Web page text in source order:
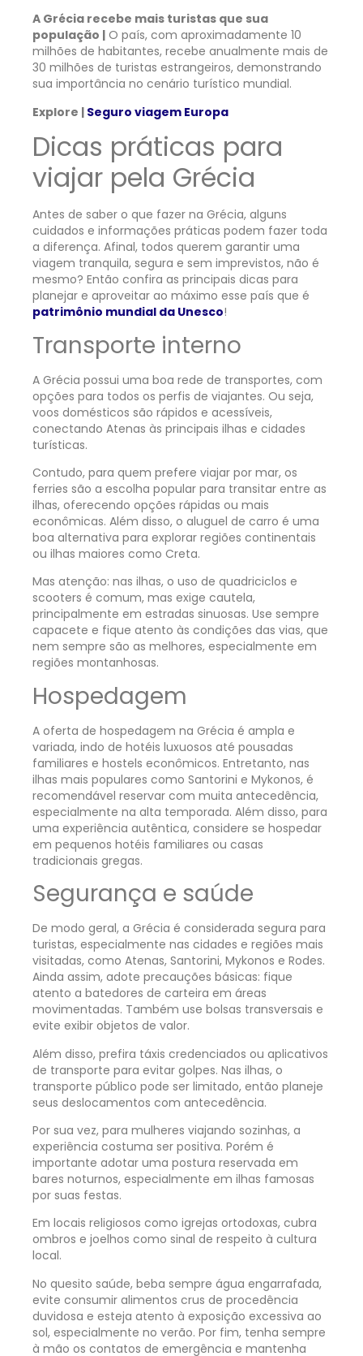
A Grécia recebe mais turistas que sua
população | O país, com aproximadamente 10
milhões de habitantes, recebe anualmente mais de
30 milhões de turistas estrangeiros, demonstrando
sua importância no cenário turístico mundial.
Explore | Seguro viagem Europa
Dicas práticas para
viajar pela Grécia
Antes de saber o que fazer na Grécia, alguns
cuidados e informações práticas podem fazer toda
a diferença. Afinal, todos querem garantir uma
viagem tranquila, segura e sem imprevistos, não é
mesmo? Então confira as principais dicas para
planejar e aproveitar ao máximo esse país que é
patrimônio mundial da Unesco!
Transporte interno
A Grécia possui uma boa rede de transportes, com
opções para todos os perfis de viajantes. Ou seja,
voos domésticos são rápidos e acessíveis,
conectando Atenas às principais ilhas e cidades
turísticas.
Contudo, para quem prefere viajar por mar, os
ferries são a escolha popular para transitar entre as
ilhas, oferecendo opções rápidas ou mais
econômicas. Além disso, o aluguel de carro é uma
boa alternativa para explorar regiões continentais
ou ilhas maiores como Creta.
Mas atenção: nas ilhas, o uso de quadriciclos e
scooters é comum, mas exige cautela,
principalmente em estradas sinuosas. Use sempre
capacete e fique atento às condições das vias, que
nem sempre são as melhores, especialmente em
regiões montanhosas.
Hospedagem
A oferta de hospedagem na Grécia é ampla e
variada, indo de hotéis luxuosos até pousadas
familiares e hostels econômicos. Entretanto, nas
ilhas mais populares como Santorini e Mykonos, é
recomendável reservar com muita antecedência,
especialmente na alta temporada. Além disso, para
uma experiência autêntica, considere se hospedar
em pequenos hotéis familiares ou casas
tradicionais gregas.
Segurança e saúde
De modo geral, a Grécia é considerada segura para
turistas, especialmente nas cidades e regiões mais
visitadas, como Atenas, Santorini, Mykonos e Rodes.
Ainda assim, adote precauções básicas: fique
atento a batedores de carteira em áreas
movimentadas. Também use bolsas transversais e
evite exibir objetos de valor.
Além disso, prefira táxis credenciados ou aplicativos
de transporte para evitar golpes. Nas ilhas, o
transporte público pode ser limitado, então planeje
seus deslocamentos com antecedência.
Por sua vez, para mulheres viajando sozinhas, a
experiência costuma ser positiva. Porém é
importante adotar uma postura reservada em
bares noturnos, especialmente em ilhas famosas
por suas festas.
Em locais religiosos como igrejas ortodoxas, cubra
ombros e joelhos como sinal de respeito à cultura
local.
No quesito saúde, beba sempre água engarrafada,
evite consumir alimentos crus de procedência
duvidosa e esteja atento à exposição excessiva ao
sol, especialmente no verão. Por fim, tenha sempre
à mão os contatos de emergência e mantenha